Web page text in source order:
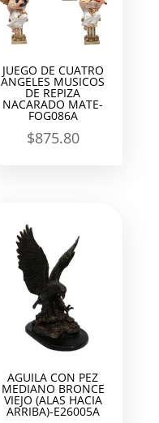
JUEGO DE CUATRO
ANGELES MUSICOS
DE REPIZA
NACARADO MATE-
FOG086A
$875.80
AGUILA CON PEZ
MEDIANO BRONCE
VIEJO (ALAS HACIA
ARRIBA)-E26005A